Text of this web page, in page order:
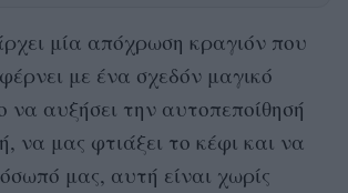
μία απόχρωση κραγιόν που
με ένα σχεδόν μαγικό
να αυξήσει την αυτοπεποίθησή
να μας φτιάξει το κέφι και να
μας, αυτή είναι χωρίς